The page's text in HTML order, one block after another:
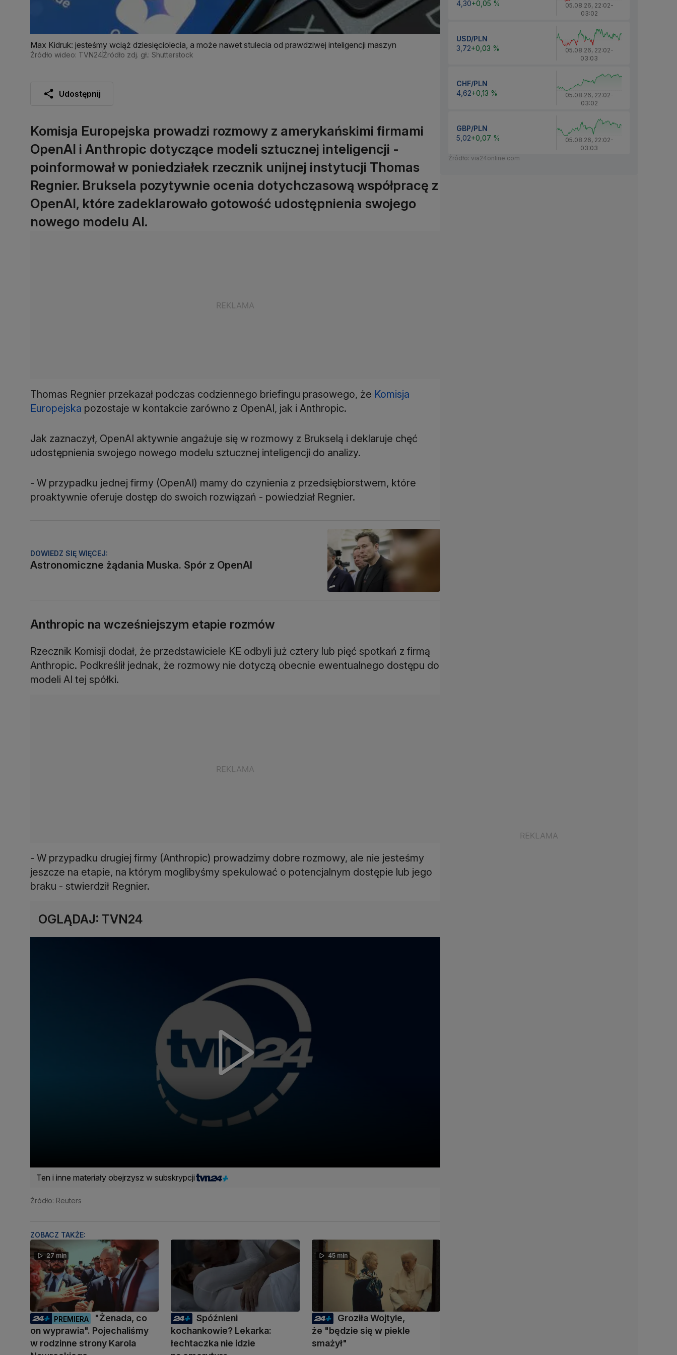
Max Kidruk: jesteśmy wciąż dziesięciolecia, a może nawet stulecia od prawdziwej inteligencji maszyn
Źródło wideo: TVN24Źródło zdj. gł.: Shutterstock
Udostępnij
Komisja Europejska prowadzi rozmowy z amerykańskimi firmami
OpenAI i Anthropic dotyczące modeli sztucznej inteligencji -
poinformował w poniedziałek rzecznik unijnej instytucji Thomas
Regnier. Bruksela pozytywnie ocenia dotychczasową współpracę z
OpenAI, które zadeklarowało gotowość udostępnienia swojego
nowego modelu AI.
Thomas Regnier przekazał podczas codziennego briefingu prasowego, że Komisja
Europejska pozostaje w kontakcie zarówno z OpenAI, jak i Anthropic.
Jak zaznaczył, OpenAI aktywnie angażuje się w rozmowy z Brukselą i deklaruje chęć
udostępnienia swojego nowego modelu sztucznej inteligencji do analizy.
- W przypadku jednej firmy (OpenAI) mamy do czynienia z przedsiębiorstwem, które
proaktywnie oferuje dostęp do swoich rozwiązań - powiedział Regnier.
DOWIEDZ SIĘ WIĘCEJ:
Astronomiczne żądania Muska. Spór z OpenAI
Anthropic na wcześniejszym etapie rozmów
Rzecznik Komisji dodał, że przedstawiciele KE odbyli już cztery lub pięć spotkań z firmą
Anthropic. Podkreślił jednak, że rozmowy nie dotyczą obecnie ewentualnego dostępu do
modeli AI tej spółki.
- W przypadku drugiej firmy (Anthropic) prowadzimy dobre rozmowy, ale nie jesteśmy
jeszcze na etapie, na którym moglibyśmy spekulować o potencjalnym dostępie lub jego
braku - stwierdził Regnier.
OGLĄDAJ: TVN24
Ten i inne materiały obejrzysz w subskrypcji
Źródło: Reuters
ZOBACZ TAKŻE:
27 min
PREMIERA
"Żenada, co
on wyprawia". Pojechaliśmy
w rodzinne strony Karola
Spóźnieni
kochankowie? Lekarka:
łechtaczka nie idzie
45 min
Groziła Wojtyle,
że "będzie się w piekle
smażył"
4,30+0,05 % 05.08.26, 22:02-
03:02
USD/PLN
3,72+0,03 % 05.08.26, 22:02-
03:03
CHF/PLN
4,62+0,13 % 05.08.26, 22:02-
03:02
GBP/PLN
5,02+0,07 % 05.08.26, 22:02-
03:03
Źródło: via24online.com